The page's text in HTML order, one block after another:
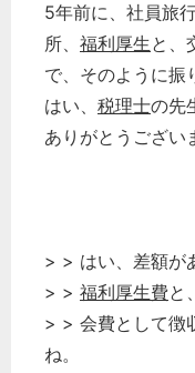
5年前に、社員旅
所、 福利厚生と、
で、そのように振
はい、 税理士の先
ありがとうござい
> > はい、差額が
> > 福利厚生費と、
> > 会費として徴
ね。